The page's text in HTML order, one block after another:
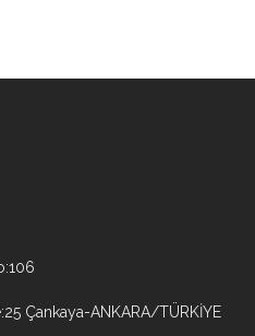
Çankaya-ANKARA/TÜRKİYE